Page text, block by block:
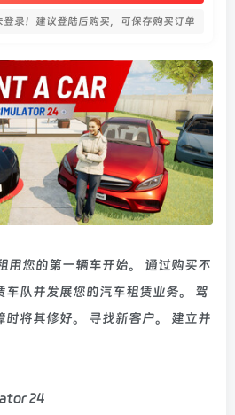
登录！建议登陆后购买，可保存购买订单
用您的第一辆车开始。 通过购买不
队并发展您的汽车租赁业务。 驾
将其修好。 寻找新客户。 建立并
24